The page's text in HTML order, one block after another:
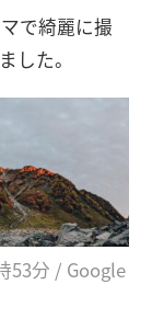
で綺麗に撮
した。
53分 / Google